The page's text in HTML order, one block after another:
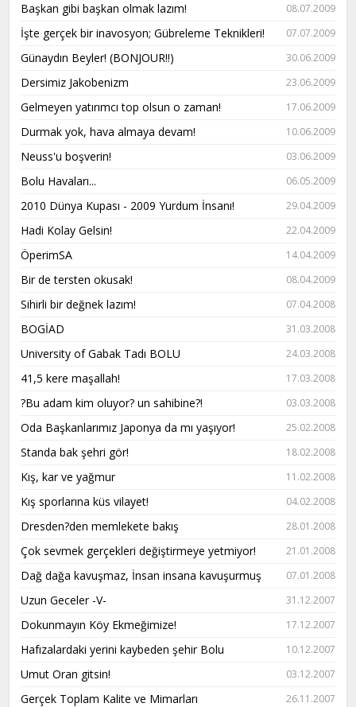
Başkan gibi başkan olmak lazım! 08.07.2009
İşte gerçek bir inavosyon; Gübreleme Teknikleri! 07.07.2009
Günaydın Beyler! (BONJOUR!!) 30.06.2009
Dersimiz Jakobenizm 23.06.2009
Gelmeyen yatırımcı top olsun o zaman! 17.06.2009
Durmak yok, hava almaya devam! 10.06.2009
Neuss'u boşverin! 03.06.2009
Bolu Havaları... 06.05.2009
2010 Dünya Kupası - 2009 Yurdum İnsanı! 29.04.2009
Hadi Kolay Gelsin! 22.04.2009
ÖperimSA 14.04.2009
Bir de tersten okusak! 08.04.2009
Sihirli bir değnek lazım! 07.04.2008
BOGİAD 31.03.2008
University of Gabak Tadı BOLU 24.03.2008
41,5 kere maşallah! 17.03.2008
?Bu adam kim oluyor? un sahibine?! 03.03.2008
Oda Başkanlarımız Japonya da mı yaşıyor! 25.02.2008
Standa bak şehri gör! 18.02.2008
Kış, kar ve yağmur 11.02.2008
Kış sporlarına küs vilayet! 04.02.2008
Dresden?den memlekete bakış 28.01.2008
Çok sevmek gerçekleri değiştirmeye yetmiyor! 21.01.2008
Dağ dağa kavuşmaz, İnsan insana kavuşurmuş 07.01.2008
Uzun Geceler -V- 31.12.2007
Dokunmayın Köy Ekmeğimize! 17.12.2007
Hafızalardaki yerini kaybeden şehir Bolu 10.12.2007
Umut Oran gitsin! 03.12.2007
Gerçek Toplam Kalite ve Mimarları 26.11.2007